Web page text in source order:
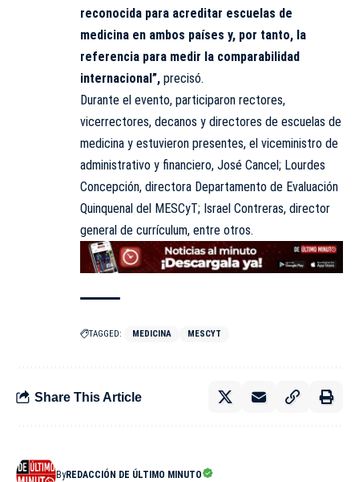
reconocida para acreditar escuelas de
medicina en ambos países y, por tanto, la
referencia para medir la comparabilidad
internacional”, precisó.
Durante el evento, participaron rectores,
vicerrectores, decanos y directores de escuelas de
medicina y estuvieron presentes, el viceministro de
administrativo y financiero, José Cancel; Lourdes
Concepción, directora Departamento de Evaluación
Quinquenal del MESCyT; Israel Contreras, director
general de currículum, entre otros.
TAGGED: MEDICINA MESCYT
Share This Article
ByREDACCIÓN DE ÚLTIMO MINUTO